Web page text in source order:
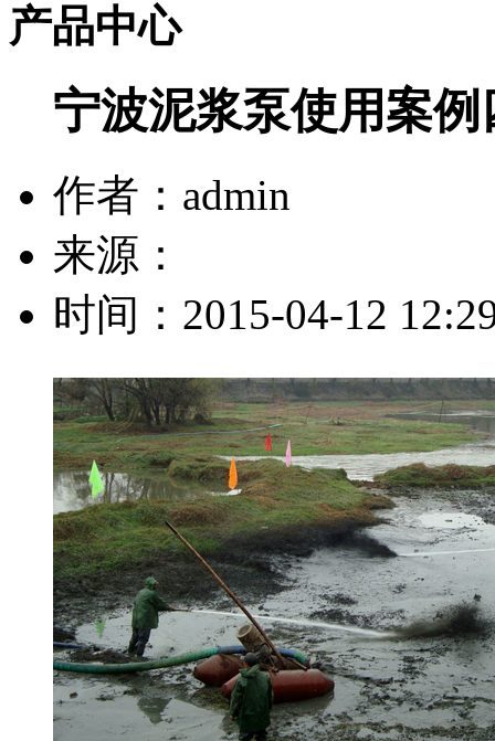
产品中心
宁波泥浆泵使用案例
作者：admin
来源：
时间：2015-04-12